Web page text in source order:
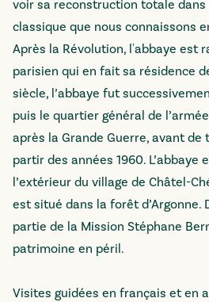
voir sa reconstruction totale
classique que nous connaissons
Après la Révolution, l'abbaye est
parisien qui en fait sa résidence
siècle, l’abbaye fut
puis le quartier général de
après la Grande Guerre, avant de
partir des années 1960. L’abbaye
l’extérieur du village de Châtel-
est situé dans la forêt d’Argonne.
partie de la Mission Stéphane
patrimoine en péril.
Visites guidées en français et en